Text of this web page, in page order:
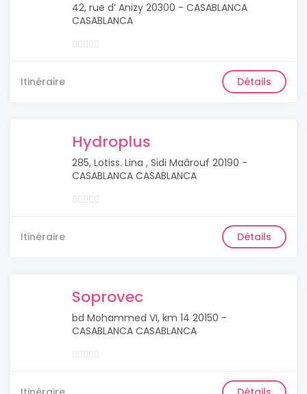
42, rue d’ Anizy 20300 - CASABLANCA
CASABLANCA
Itinéraire Détails
Hydroplus
285, Lotiss. Lina , Sidi Maârouf 20190 -
CASABLANCA CASABLANCA
Itinéraire Détails
Soprovec
bd Mohammed VI, km 14 20150 -
CASABLANCA CASABLANCA